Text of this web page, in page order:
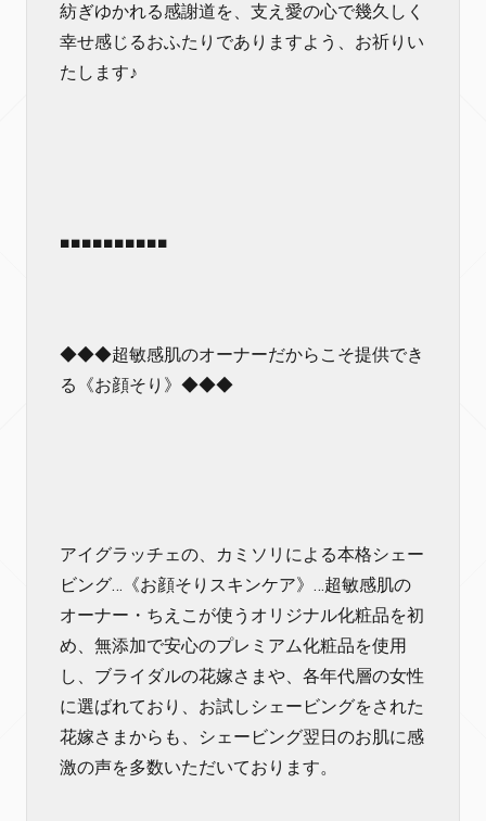
紡ぎゆかれる感謝道を、支え愛の心で幾久しく
幸せ感じるおふたりでありますよう、お祈りい
たします♪
■■■■■■■■■■
◆◆◆超敏感肌のオーナーだからこそ提供でき
る《お顔そり》◆◆◆
アイグラッチェの、カミソリによる本格シェー
ビング…《お顔そりスキンケア》…超敏感肌の
オーナー・ちえこが使うオリジナル化粧品を初
め、無添加で安心のプレミアム化粧品を使用
し、ブライダルの花嫁さまや、各年代層の女性
に選ばれており、お試しシェービングをされた
花嫁さまからも、シェービング翌日のお肌に感
激の声を多数いただいております。